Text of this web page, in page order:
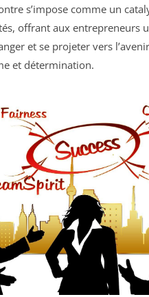
s’impose comme un
offrant aux entrepreneurs
et se projeter vers
et détermination.